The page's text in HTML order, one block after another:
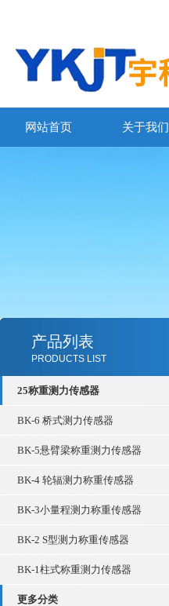
网站首页 关于我们
产品列表
PRODUCTS LIST
25称重测力传感器
BK-6 桥式测力传感器
BK-5悬臂梁称重测力传感器
BK-4 轮辐测力称重传感器
BK-3小量程测力称重传感器
BK-2 S型测力称重传感器
BK-1柱式称重测力传感器
更多分类